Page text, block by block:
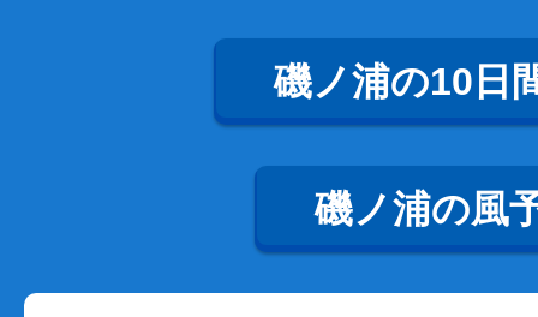
磯ノ浦の10日
磯ノ浦の風